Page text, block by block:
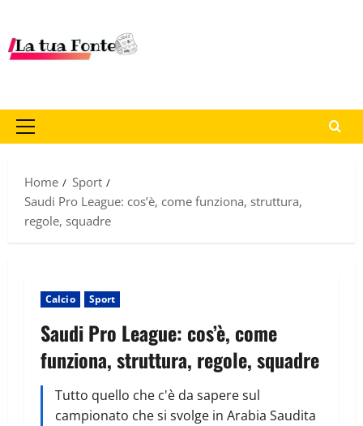
Home
Sport
Saudi Pro League: cos’è, come funziona, struttura,
regole, squadre
Calcio Sport
Saudi Pro League: cos’è, come
funziona, struttura, regole, squadre
Tutto quello che c'è da sapere sul
campionato che si svolge in Arabia Saudita